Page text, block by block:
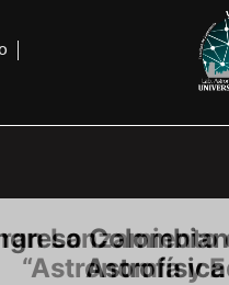
“Astronomía y